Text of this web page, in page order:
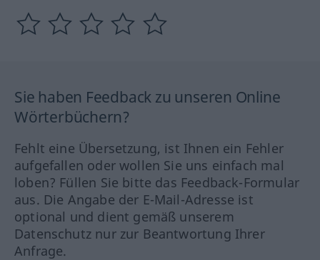
Sie haben Feedback zu unseren Online
Wörterbüchern?
Fehlt eine Übersetzung, ist Ihnen ein Fehler
aufgefallen oder wollen Sie uns einfach mal
loben? Füllen Sie bitte das Feedback-Formular
aus. Die Angabe der E-Mail-Adresse ist
optional und dient gemäß unserem
Datenschutz nur zur Beantwortung Ihrer
Anfrage.